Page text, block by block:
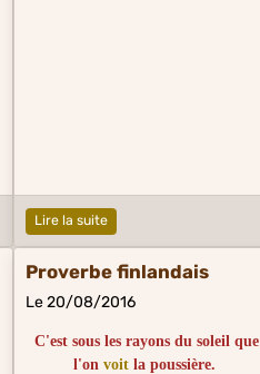
Lire la suite
Proverbe finlandais
Le 20/08/2016
C'est sous les rayons du soleil que
l'on voitla poussière.